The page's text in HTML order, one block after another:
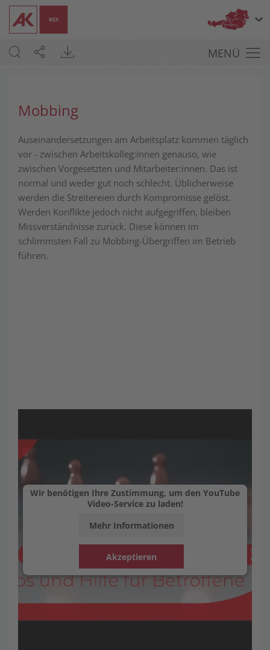
MENÜ
Mobbing
Auseinandersetzungen am Arbeitsplatz kommen täglich
vor - zwischen Ar­beits­kolleg:innen genauso, wie
zwischen Vorgesetzten und Mitarbeiter:innen. Das ist
nor­mal und weder gut noch schlecht. Üblicherweise
werden die Streitereien durch Kompromisse gelöst.
Werden Konflikte jedoch nicht aufgegriffen, bleiben
Missverständnisse zurück. Diese können im
schlimmsten Fall zu Mobbing-­Übergriffen im Betrieb
führen.
Wir benötigen Ihre Zustimmung, um den YouTube
Video-Service zu laden!
Mehr Informationen
Akzeptieren